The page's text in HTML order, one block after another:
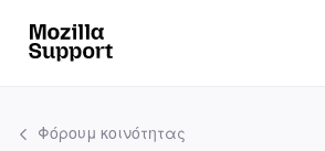
Φόρουμ κοινότητας